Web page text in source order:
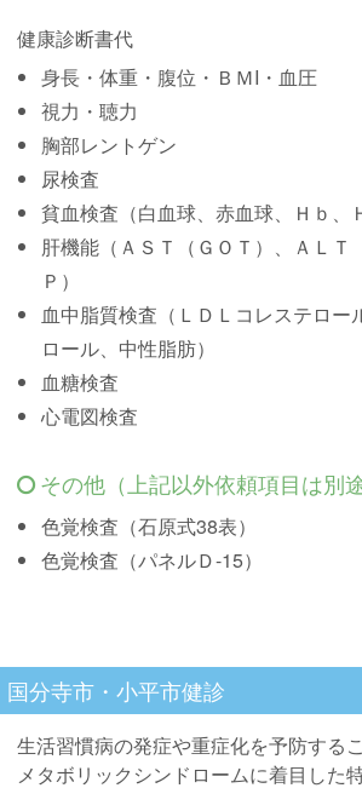
健康診断書代
身長・体重・腹位・ＢＭI・血圧
視力・聴力
胸部レントゲン
尿検査
貧血検査（白血球、赤血球、Ｈｂ、
肝機能（ＡＳＴ（ＧＯＴ）、ＡＬＴ
Ｐ）
血中脂質検査（ＬＤＬコレステロー
ロール、中性脂肪）
血糖検査
心電図検査
その他（上記以外依頼項目は別
色覚検査（石原式38表）
色覚検査（パネルＤ-15）
国分寺市・小平市健診
生活習慣病の発症や重症化を予防する
メタボリックシンドロームに着目した